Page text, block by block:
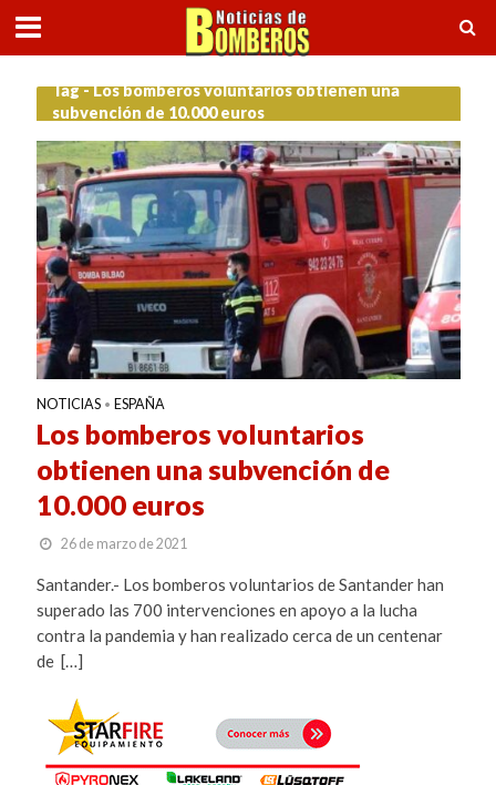
Tag - Los bomberos voluntarios obtienen una
subvención de 10.000 euros
NOTICIAS • ESPAÑA
Los bomberos voluntarios
obtienen una subvención de
10.000 euros
26 de marzo de 2021
Santander.- Los bomberos voluntarios de Santander han
superado las 700 intervenciones en apoyo a la lucha
contra la pandemia y han realizado cerca de un centenar
de […]